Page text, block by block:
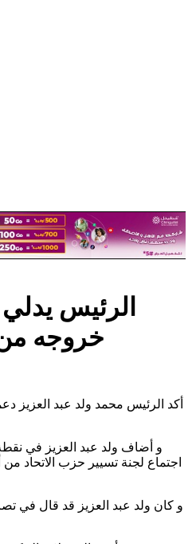
الرئيس
خروجه
أكد الرئيس محمد ولد عبد العزيز
و أضاف ولد عبد العزيز في
اجتماع لجنة تسيير حزب الاتحاد
و كان ولد عبد العزيز قد قال في